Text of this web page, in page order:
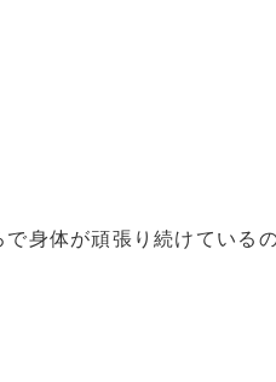
身体が頑張り続けている